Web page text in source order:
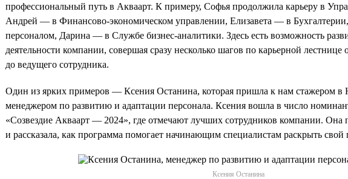
профессиональный путь в Акваарт. К примеру, Софья продолжила карьеру в
Андрей — в Финансово-экономическом управлении, Елизавета — в
персоналом, Дарина — в Службе бизнес-аналитики. Здесь есть возможность
деятельности компании, совершая сразу несколько шагов по карьерной
до ведущего сотрудника.
Один из ярких примеров — Ксения Останина, которая пришла к нам стажером в
менеджером по развитию и адаптации персонала. Ксения вошла в число
«Созвездие Акваарт — 2024», где отмечают лучших сотрудников компании. Она
и рассказала, как программа помогает начинающим специалистам раскрыть свой
Ксения Останина